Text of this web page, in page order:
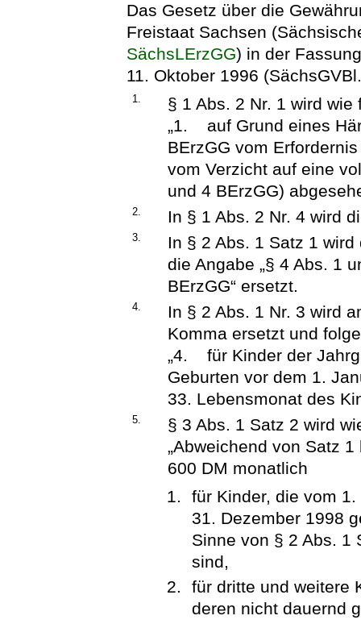
Das Gesetz über die
Freistaat Sachsen
SächsLErzGG) in der
11. Oktober 1996
1.
§ 1 Abs. 2 Nr. 1 wird wie
„1. auf Grund eines
BErzGG vom
vom Verzicht auf eine
und 4 BErzGG)
2. In § 1 Abs. 2 Nr. 4 wird
3.
In § 2 Abs. 1 Satz 1 wird
die Angabe „§ 4 Abs. 1
BErzGG“ ersetzt.
4.
In § 2 Abs. 1 Nr. 3 wird
Komma ersetzt und
„4. für Kinder der
Geburten vor dem 1.
33. Lebensmonat des
5.
§ 3 Abs. 1 Satz 2 wird
„Abweichend von Satz
600 DM monatlich
für Kinder, die vom
31. Dezember 1998
Sinne von § 2 Abs. 1
sind,
für dritte und weitere
deren nicht dauernd